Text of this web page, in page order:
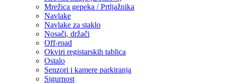
Mrežica gepeka / Prtljažnika
Navlake
Navlake za staklo
Nosači, držači
Off-road
Okviri registarskih tablica
Ostalo
Senzori i kamere parkiranja
Sigurnost